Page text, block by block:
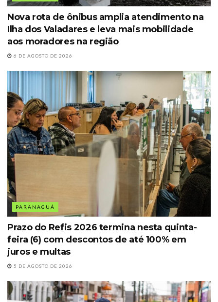
Nova rota de ônibus amplia atendimento na
Ilha dos Valadares e leva mais mobilidade
aos moradores na região
6 DE AGOSTO DE 2026
PARANAGUÁ
Prazo do Refis 2026 termina nesta quinta-
feira (6) com descontos de até 100% em
juros e multas
5 DE AGOSTO DE 2026